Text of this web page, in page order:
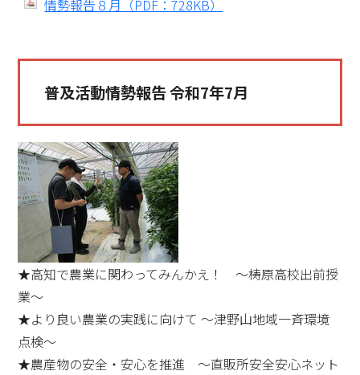
情勢報告８月（PDF：728KB）
普及活動情勢報告 令和7年7月
★高知で農業に関わってみんかえ！ ～梼原高校出前授
業～
★より良い農業の実践に向けて ～津野山地域一斉環境
点検～
★農産物の安全・安心を推進 ～直販所安全安心ネット